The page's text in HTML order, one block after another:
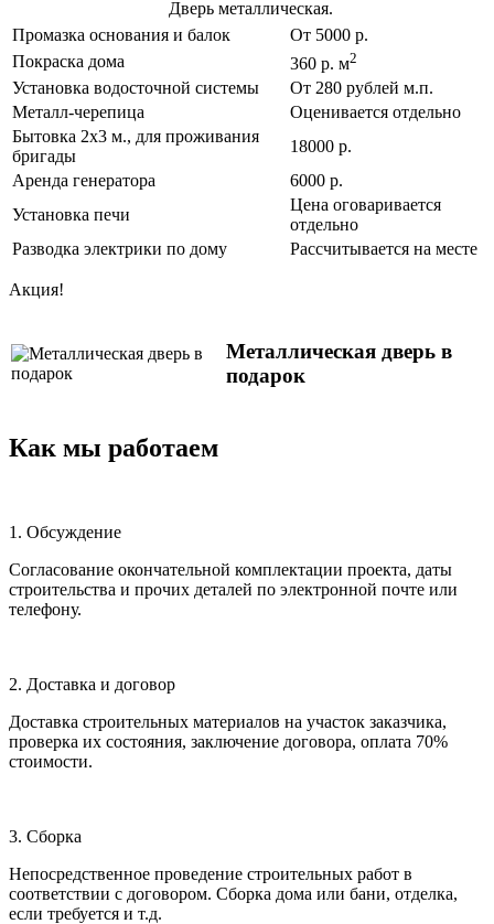
Дверь металлическая.
Промазка основания и балок
От 5000 р.
Покраска дома
360 р. м2
Установка водосточной системы
От 280 рублей м.п.
Металл-черепица
Оценивается отдельно
Бытовка 2х3 м., для проживания
бригады
18000 р.
Аренда генератора
6000 р.
Установка печи
Цена оговаривается
отдельно
Разводка электрики по дому
Рассчитывается на месте
Акция!
Металлическая дверь в
подарок
Как мы работаем
1. Обсуждение
Согласование окончательной комплектации проекта, даты
строительства и прочих деталей по электронной почте или
телефону.
2. Доставка и договор
Доставка строительных материалов на участок заказчика,
проверка их состояния, заключение договора, оплата 70%
стоимости.
3. Сборка
Непосредственное проведение строительных работ в
соответствии с договором. Сборка дома или бани, отделка,
если требуется и т.д.